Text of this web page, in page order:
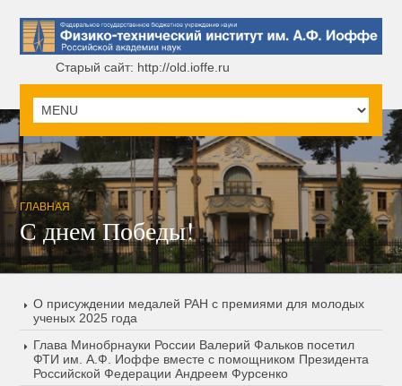
Старый сайт: http://old.ioffe.ru
ГЛАВНАЯ
С днем Победы!
О присуждении медалей РАН с премиями для молодых
ученых 2025 года
Глава Минобрнауки России Валерий Фальков посетил
ФТИ им. А.Ф. Иоффе вместе с помощником Президента
Российской Федерации Андреем Фурсенко